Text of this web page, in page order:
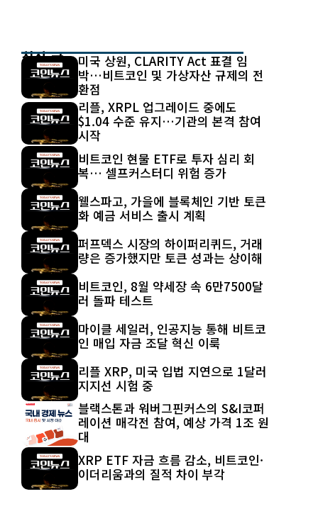
최신 글
미국 상원, CLARITY Act 표결 임
박…비트코인 및 가상자산 규제의 전
환점
리플, XRPL 업그레이드 중에도
$1.04 수준 유지…기관의 본격 참여
시작
비트코인 현물 ETF로 투자 심리 회
복… 셀프커스터디 위험 증가
웰스파고, 가을에 블록체인 기반 토큰
화 예금 서비스 출시 계획
퍼프덱스 시장의 하이퍼리퀴드, 거래
량은 증가했지만 토큰 성과는 상이해
비트코인, 8월 약세장 속 6만7500달
러 돌파 테스트
마이클 세일러, 인공지능 통해 비트코
인 매입 자금 조달 혁신 이룩
리플 XRP, 미국 입법 지연으로 1달러
지지선 시험 중
블랙스톤과 워버그핀커스의 S&I코퍼
레이션 매각전 참여, 예상 가격 1조 원
대
XRP ETF 자금 흐름 감소, 비트코인·
이더리움과의 질적 차이 부각